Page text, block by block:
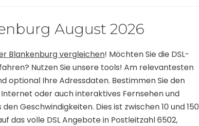
August 2026
Blankenburg vergleichen! Möchten Sie die DSL-
Nutzen Sie unsere tools! Am relevantesten
optional Ihre Adressdaten. Bestimmen Sie den
oder auch interaktives Fernsehen und
Geschwindigkeiten. Dies ist zwischen 10 und 150
das volle DSL Angebote in Postleitzahl 6502,